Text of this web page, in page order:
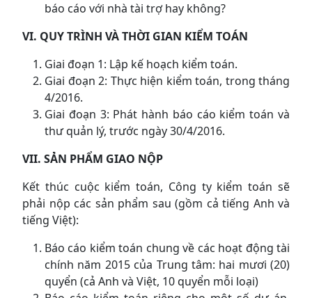
báo cáo với nhà tài trợ hay không?
VI. QUY TRÌNH VÀ THỜI GIAN KIỂM TOÁN
Giai đoạn 1: Lập kế hoạch kiểm toán.
Giai đoạn 2: Thực hiện kiểm toán, trong tháng
4/2016.
Giai đoạn 3: Phát hành báo cáo kiểm toán và
thư quản lý, trước ngày 30/4/2016.
VII. SẢN PHẨM GIAO NỘP
Kết thúc cuộc kiểm toán, Công ty kiểm toán sẽ
phải nộp các sản phẩm sau (gồm cả tiếng Anh và
tiếng Việt):
Báo cáo kiểm toán chung về các hoạt động tài
chính năm 2015 của Trung tâm: hai mươi (20)
quyển (cả Anh và Việt, 10 quyển mỗi loại)